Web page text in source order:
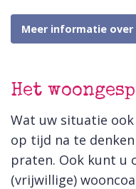
Meer informatie over
Het
Wat uw situatie
op tijd na te
praten. Ook kunt u
(vrijwillige)